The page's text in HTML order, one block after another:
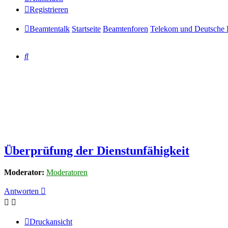
Registrieren
Beamtentalk Startseite Beamtenforen Telekom und Deutsche
Suche
Überprüfung der Dienstunfähigkeit
Moderator: Moderatoren
Antworten
Druckansicht